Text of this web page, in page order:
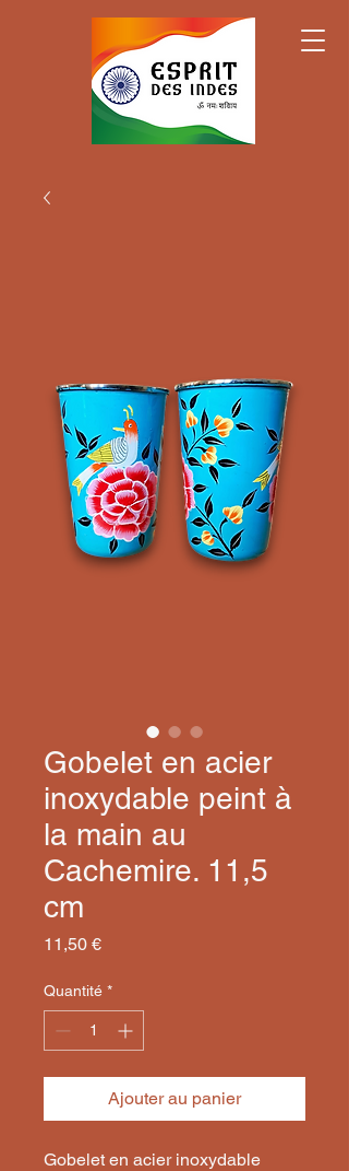
Gobelet en acier
inoxydable peint à
la main au
Cachemire. 11,5
cm
11,50 €Prix
Quantité *
Ajouter au panier
Gobelet en acier inoxydable